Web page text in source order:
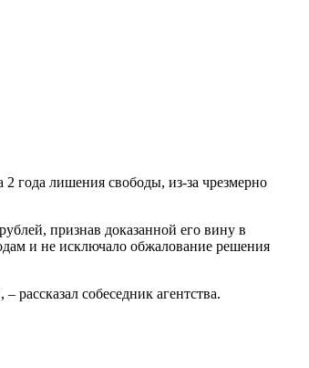
года лишения свободы, из-за чрезмерно
признав доказанной его вину в
и не исключало обжалование решения
рассказал собеседник агентства.